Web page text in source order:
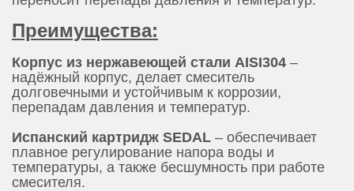
Преимущества:
Корпус из нержавеющей стали AISI304 –
надёжный корпус, делает смеситель
долговечными и устойчивым к коррозии,
перепадам давления и температур.
Испанский картридж SEDAL – обеспечивает
плавное регулирование напора воды и
температуры, а также бесшумность при работе
смесителя.